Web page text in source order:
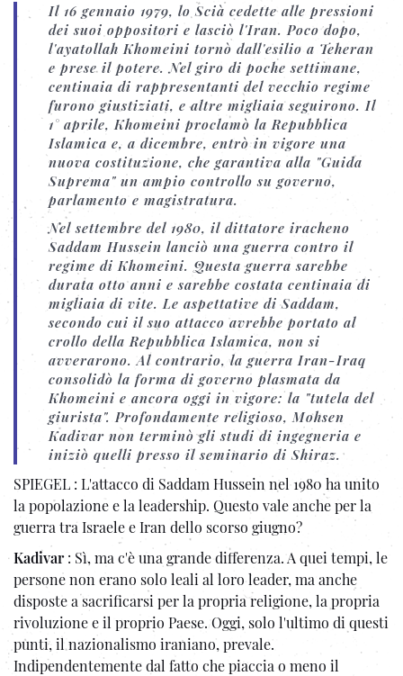
Il 16 gennaio 1979, lo Scià cedette alle pressioni
dei suoi oppositori e lasciò l'Iran. Poco dopo,
l'ayatollah Khomeini tornò dall'esilio a Teheran
e prese il potere. Nel giro di poche settimane,
centinaia di rappresentanti del vecchio regime
furono giustiziati, e altre migliaia seguirono. Il
1° aprile, Khomeini proclamò la Repubblica
Islamica e, a dicembre, entrò in vigore una
nuova costituzione, che garantiva alla "Guida
Suprema" un ampio controllo su governo,
parlamento e magistratura.
Nel settembre del 1980, il dittatore iracheno
Saddam Hussein lanciò una guerra contro il
regime di Khomeini. Questa guerra sarebbe
durata otto anni e sarebbe costata centinaia di
migliaia di vite. Le aspettative di Saddam,
secondo cui il suo attacco avrebbe portato al
crollo della Repubblica Islamica, non si
avverarono. Al contrario, la guerra Iran-Iraq
consolidò la forma di governo plasmata da
Khomeini e ancora oggi in vigore: la "tutela del
giurista". Profondamente religioso, Mohsen
Kadivar non terminò gli studi di ingegneria e
iniziò quelli presso il seminario di Shiraz.
SPIEGEL : L'attacco di Saddam Hussein nel 1980 ha unito
la popolazione e la leadership. Questo vale anche per la
guerra tra Israele e Iran dello scorso giugno?
Kadivar: Sì, ma c'è una grande differenza. A quei tempi, le
persone non erano solo leali al loro leader, ma anche
disposte a sacrificarsi per la propria religione, la propria
rivoluzione e il proprio Paese. Oggi, solo l'ultimo di questi
punti, il nazionalismo iraniano, prevale.
Indipendentemente dal fatto che piaccia o meno il